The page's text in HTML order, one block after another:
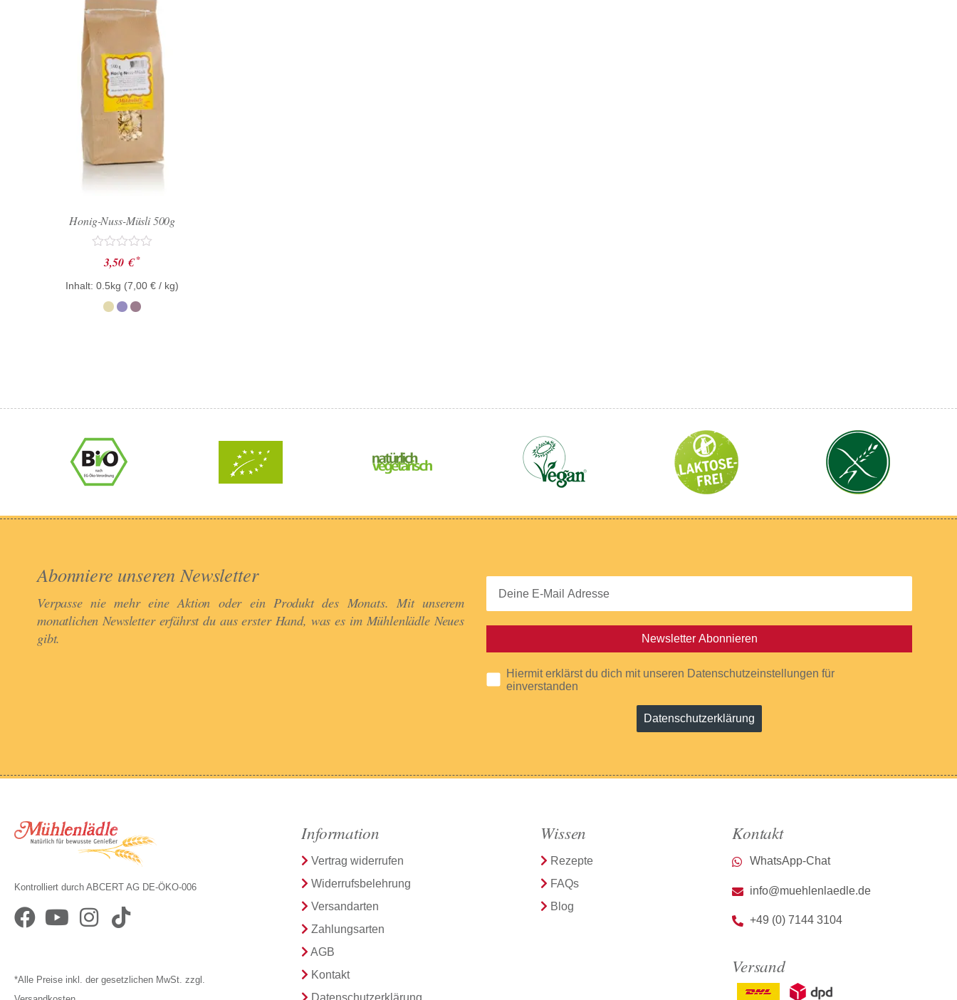
Honig-Nuss-Müsli 500g
Bewertet
mit
von
3,50 € *
Inhalt: 0.5kg (7,00€ / kg)
Abonniere unseren Newsletter​
Verpasse nie mehr eine Aktion oder ein Produkt des Monats. Mit unserem
monatlichen Newsletter erfährst du aus erster Hand, was es im Mühlenlädle Neues
gibt.​
Newsletter Abonnieren
Hiermit erklärst du dich mit unseren Datenschutzeinstellungen für
einverstanden
Datenschutzerklärung
Kontrolliert durch ABCERT AG DE-ÖKO-006
*Alle Preise inkl. der gesetzlichen MwSt. zzgl.
Information
Vertrag widerrufen
Widerrufsbelehrung
Versandarten
Zahlungsarten
AGB
Kontakt
Datenschutzerklärung
Wissen
Rezepte
FAQs
Blog
Kontakt
WhatsApp-Chat
info@muehlenlaedle.de
+49 (0) 7144 3104
Versand